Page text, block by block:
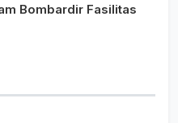
Bombardir Fasilitas